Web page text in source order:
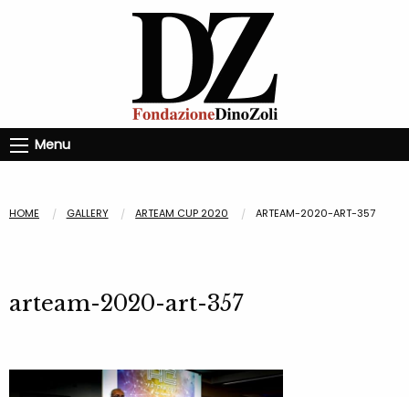
Menu
HOME GALLERY ARTEAM CUP 2020 ARTEAM-2020-ART-357
arteam-2020-art-357